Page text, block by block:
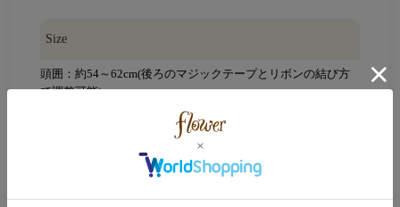
Size
頭囲：約54～62cm(後ろのマジックテープとリボンの結び方
で調整可能)